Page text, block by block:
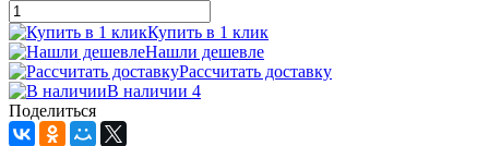
Купить в 1 клик
Нашли дешевле
Рассчитать доставку
В наличии 4
Поделиться